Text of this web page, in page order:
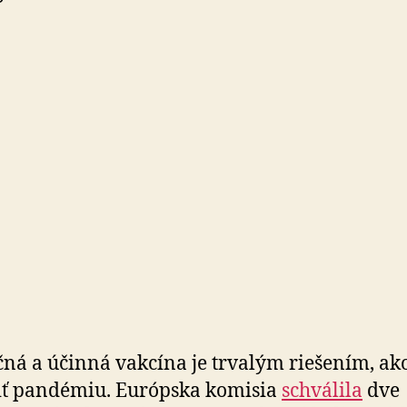
a účinná vakcína je trvalým riešením,
pandémiu. Európska komisia schválila dve